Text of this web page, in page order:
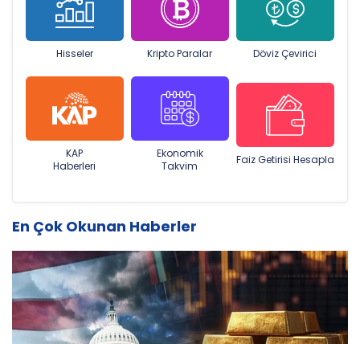
Hisseler Kripto Paralar Döviz Çevirici
KAP
Haberleri
Ekonomik
Takvim
Faiz Getirisi Hesapla
En Çok Okunan Haberler